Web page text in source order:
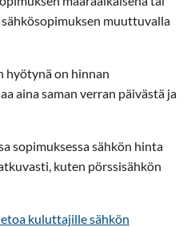
muuttuvalla
hyötynä on hinnan
aina saman verran päivästä ja
sopimuksessa sähkön hinta
kuten pörssisähkön
kuluttajille sähkön